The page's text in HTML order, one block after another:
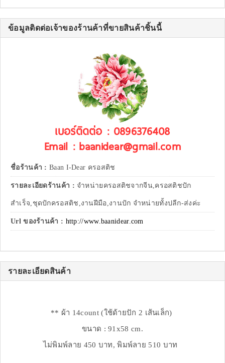
ข้อมูลติดต่อเจ้าของร้านค้าที่ขายสินค้าชิ้นนี้
เบอร์ติดต่อ : 0896376408
Email : baanidear@gmail.com
ชื่อร้านค้า : Baan I-Dear ครอสติช
รายละเอียดร้านค้า : จำหน่ายครอสติชจากจีน,ครอสติชปัก
สำเร็จ,ชุดปักครอสติช,งานฝีมือ,งานปัก จำหน่ายทั้งปลีก-ส่งค่ะ
Url ของร้านค้า : http://www.baanidear.com
รายละเอียดสินค้า
** ผ้า 14count (ใช้ด้ายปัก 2 เส้นเล็ก)
ขนาด : 91x58 cm.
ไม่พิมพ์ลาย 450 บาท, พิมพ์ลาย 510 บาท